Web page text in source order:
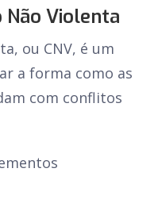
Não Violenta
ou CNV, é um
a forma como as
com conflitos